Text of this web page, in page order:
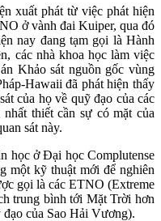
xuất phát từ việc phát hiện
ở vành đai Kuiper, qua đó
nay đang tạm gọi là Hành
các nhà khoa học làm việc
Khảo sát nguồn gốc vùng
Hawaii đã phát hiện thấy
của họ về quỹ đạo của các
thiết cần sự có mặt của
sát này.
học ở Đại học Complutense
một kỹ thuật mới để nghiên
gọi là các ETNO (Extreme
trung bình tới Mặt Trời hơn
của Sao Hải Vương).